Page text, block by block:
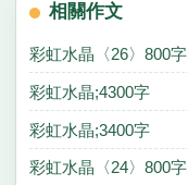
相關作文
彩虹水晶〈26〉800字
彩虹水晶;4300字
彩虹水晶;3400字
彩虹水晶〈24〉800字